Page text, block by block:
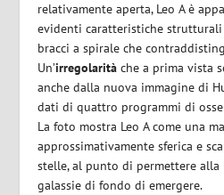
relativamente aperta, Leo A è
evidenti caratteristiche strutturali
bracci a spirale che
Un’irregolarità che a prima vista
anche dalla nuova immagine di
dati di quattro programmi di
La foto mostra Leo A come una
approssimativamente sferica e
stelle, al punto di permettere
galassie di fondo di emergere.